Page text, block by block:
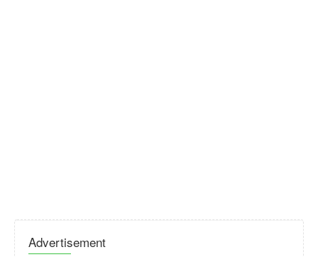
Advertisement